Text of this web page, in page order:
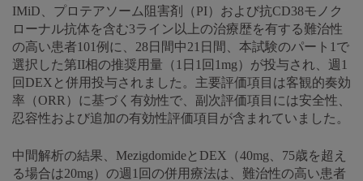
IMiD、プロテアソーム阻害剤（PI）および抗CD38モノク
ローナル抗体を含む3ライン以上の治療歴を有する難治性
の高い患者101例に、28日間中21日間、本試験のパート1で
選択した第II相の推奨用量（1日1回1mg）が投与され、週1
回DEXと併用投与されました。主要評価項目は客観的奏効
率（ORR）に基づく有効性で、副次評価項目には安全性、
忍容性および追加の有効性評価項目が含まれていました。
中間解析の結果、MezigdomideとDEX（40mg、75歳を超え
る場合は20mg）の週1回の併用療法は、難治性の高い患者